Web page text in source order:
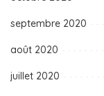
septembre 2020
août 2020
juillet 2020